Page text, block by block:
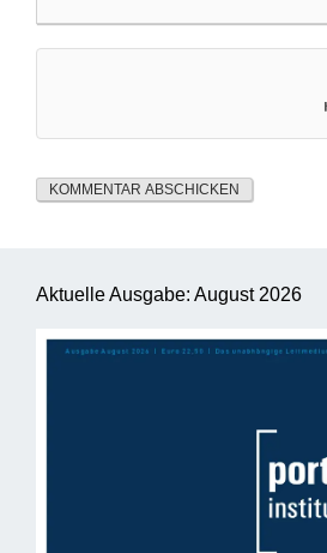
Aktuelle Ausgabe: August 2026